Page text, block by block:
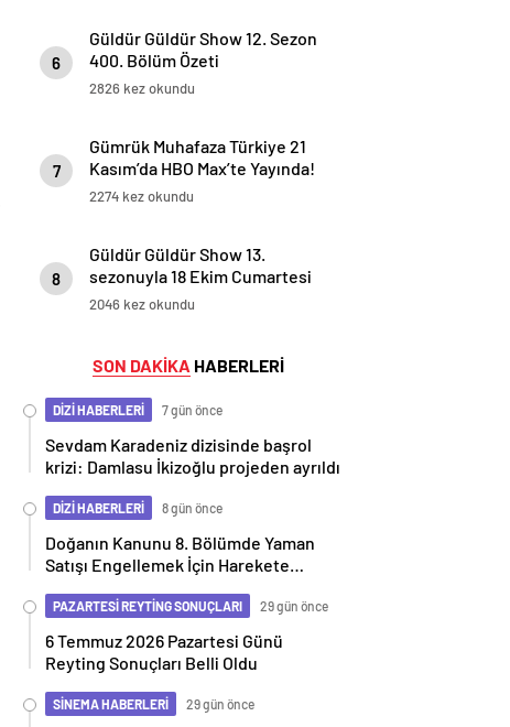
6
Güldür Güldür Show 12. Sezon
400. Bölüm Özeti
2826 kez okundu
7
Gümrük Muhafaza Türkiye 21
Kasım’da HBO Max’te Yayında!
2274 kez okundu
8
Güldür Güldür Show 13.
sezonuyla 18 Ekim Cumartesi
akşamı Show TV’de başlıyor!
2046 kez okundu
SON DAKİKA HABERLERİ
DİZİ HABERLERİ 7 gün önce
Sevdam Karadeniz dizisinde başrol
krizi: Damlasu İkizoğlu projeden ayrıldı
DİZİ HABERLERİ 8 gün önce
Doğanın Kanunu 8. Bölümde Yaman
Satışı Engellemek İçin Harekete
PAZARTESİ REYTİNG SONUÇLARI 29 gün önce
6 Temmuz 2026 Pazartesi Günü
Reyting Sonuçları Belli Oldu
SİNEMA HABERLERİ 29 gün önce